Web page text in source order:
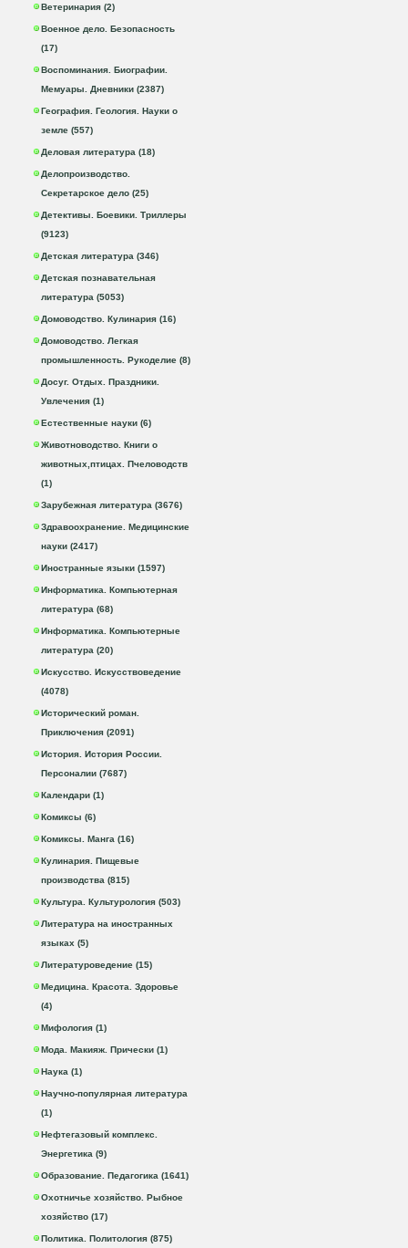
Ветеринария (2)
Военное дело. Безопасность
(17)
Воспоминания. Биографии.
Мемуары. Дневники (2387)
География. Геология. Науки о
земле (557)
Деловая литература (18)
Делопроизводство.
Секретарское дело (25)
Детективы. Боевики. Триллеры
(9123)
Детская литература (346)
Детская познавательная
литература (5053)
Домоводство. Кулинария (16)
Домоводство. Легкая
промышленность. Рукоделие (8)
Досуг. Отдых. Праздники.
Увлечения (1)
Естественные науки (6)
Животноводство. Книги о
животных,птицах. Пчеловодств
(1)
Зарубежная литература (3676)
Здравоохранение. Медицинские
науки (2417)
Иностранные языки (1597)
Информатика. Компьютерная
литература (68)
Информатика. Компьютерные
литература (20)
Искусство. Искусствоведение
(4078)
Исторический роман.
Приключения (2091)
История. История России.
Персоналии (7687)
Календари (1)
Комиксы (6)
Комиксы. Манга (16)
Кулинария. Пищевые
производства (815)
Культура. Культурология (503)
Литература на иностранных
языках (5)
Литературоведение (15)
Медицина. Красота. Здоровье
(4)
Мифология (1)
Мода. Макияж. Прически (1)
Наука (1)
Научно-популярная литература
(1)
Нефтегазовый комплекс.
Энергетика (9)
Образование. Педагогика (1641)
Охотничье хозяйство. Рыбное
хозяйство (17)
Политика. Политология (875)